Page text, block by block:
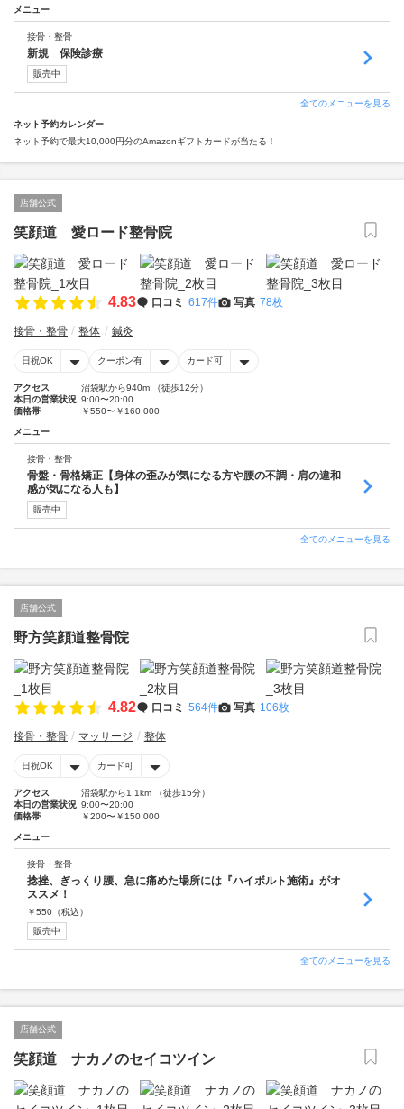
メニュー
接骨・整骨
新規 保険診療
販売中
全てのメニューを見る
ネット予約カレンダー
ネット予約で最大10,000円分のAmazonギフトカードが当たる！
店舗公式
笑顔道 愛ロード整骨院
4.83 口コミ 617件 写真 78枚
接骨・整骨 整体 鍼灸
日祝OK クーポン有 カード可
アクセス
沼袋駅から940m （徒歩12分）
本日の営業状況 9:00〜20:00
価格帯
￥550〜￥160,000
メニュー
接骨・整骨
骨盤・骨格矯正【身体の歪みが気になる方や腰の不調・肩の違和
感が気になる人も】
販売中
全てのメニューを見る
店舗公式
野方笑顔道整骨院
4.82 口コミ 564件 写真 106枚
接骨・整骨 マッサージ 整体
日祝OK カード可
アクセス
沼袋駅から1.1km （徒歩15分）
本日の営業状況 9:00〜20:00
価格帯
￥200〜￥150,000
メニュー
接骨・整骨
捻挫、ぎっくり腰、急に痛めた場所には『ハイボルト施術』がオ
ススメ！
￥550 （税込）
販売中
全てのメニューを見る
店舗公式
笑顔道 ナカノのセイコツイン